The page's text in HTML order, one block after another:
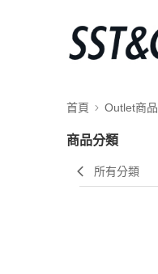
首頁 Outlet商品
商品分類
所有分類